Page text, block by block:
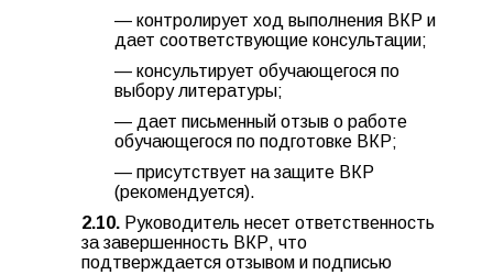
— контролирует ход выполнения ВКР и
дает соответствующие консультации;
— консультирует обучающегося по
выбору литературы;
— дает письменный отзыв о работе
обучающегося по подготовке ВКР;
— присутствует на защите ВКР
(рекомендуется).
2.10. Руководитель несет ответственность
за завершенность ВКР, что
подтверждается отзывом и подписью